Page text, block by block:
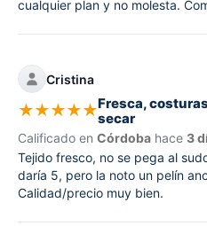
cualquier plan y no molesta.
Cristina
★★★★★Fresca,
secar
Calificado en Córdoba hace 3
Tejido fresco, no se pega al
daría 5, pero la noto un pelín
Calidad/precio muy bien.